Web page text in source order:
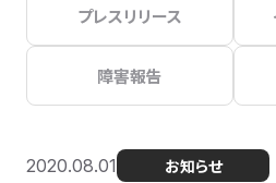
プレスリリース
障害報告
2020.08.01 お知らせ